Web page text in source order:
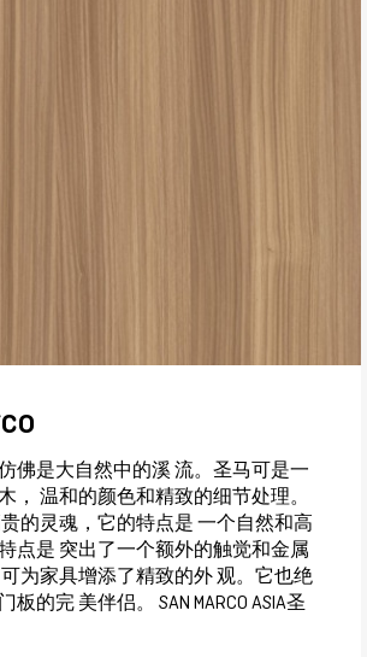
佛是大自然中的溪 流。圣马可是一
， 温和的颜色和精致的细节处理。
的灵魂，它的特点是 一个自然和高
点是 突出了一个额外的触觉和金属
为家具增添了精致的外 观。它也绝
的完 美伴侣。 SAN MARCO ASIA圣